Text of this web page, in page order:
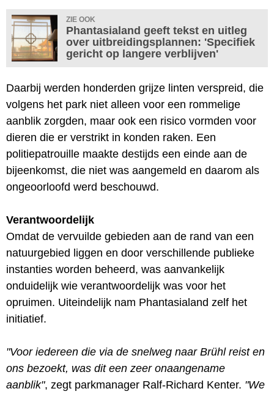
ZIE OOK
Phantasialand geeft tekst en uitleg
over uitbreidingsplannen: 'Specifiek
gericht op langere verblijven'
Daarbij werden honderden grijze linten verspreid, die
volgens het park niet alleen voor een rommelige
aanblik zorgden, maar ook een risico vormden voor
dieren die er verstrikt in konden raken. Een
politiepatrouille maakte destijds een einde aan de
bijeenkomst, die niet was aangemeld en daarom als
ongeoorloofd werd beschouwd.
Verantwoordelijk
Omdat de vervuilde gebieden aan de rand van een
natuurgebied liggen en door verschillende publieke
instanties worden beheerd, was aanvankelijk
onduidelijk wie verantwoordelijk was voor het
opruimen. Uiteindelijk nam Phantasialand zelf het
initiatief.
"Voor iedereen die via de snelweg naar Brühl reist en
ons bezoekt, was dit een zeer onaangename
aanblik", zegt parkmanager Ralf-Richard Kenter. "We